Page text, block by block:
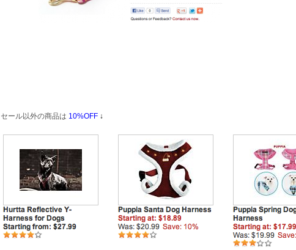
セール以外の商品は 10%OFF ↓